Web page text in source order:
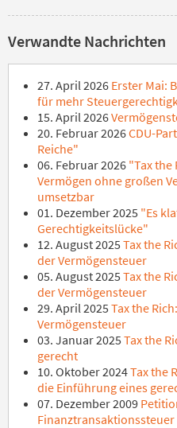
Verwandte Nachrichten
27. April 2026 Erster Mai:
für mehr
15. April 2026
20. Februar 2026CDU-
Reiche"
06. Februar 2026 "Tax the
Vermögen ohne großen
umsetzbar
01. Dezember 2025 "Es
Gerechtigkeitslücke"
12. August 2025 Tax the
der Vermögensteuer
05. August 2025 Tax the
der Vermögensteuer
29. April 2025 Tax the
Vermögensteuer
03. Januar 2025 Tax the
gerecht
10. Oktober 2024Tax the
die Einführung eines
07. Dezember 2009